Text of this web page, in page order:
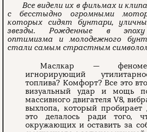
Все видели их в фильмах и
с бесстыдно огромными
которых сидят бунтари,
звезды. Рожденные в эпоху
оптимизма и молодежного
стали самым страстным
Маслкар —
игнорирующий
топлива? Комфорт? Все это
визуальный удар и мощь
массивного двигателя V8,
выхлопа, который
это делалось ради того,
окружающих и оставить за